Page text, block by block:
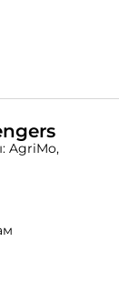
AgriMo,